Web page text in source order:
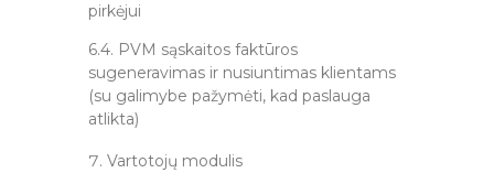
pirkėjui
6.4. PVM sąskaitos faktūros
sugeneravimas ir nusiuntimas klientams
(su galimybe pažymėti, kad paslauga
atlikta)
Vartotojų modulis